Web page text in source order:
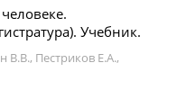
Учебник.
Пестриков Е.А.,